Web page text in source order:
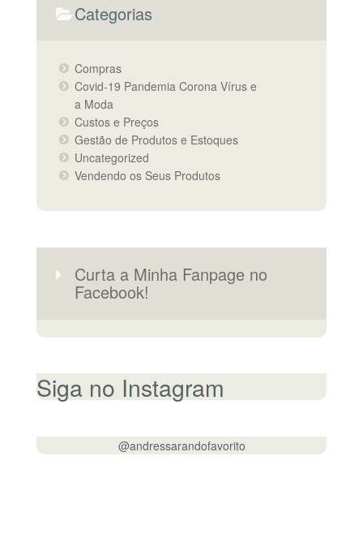
Categorias
Compras
Covid-19 Pandemia Corona Vírus e
a Moda
Custos e Preços
Gestão de Produtos e Estoques
Uncategorized
Vendendo os Seus Produtos
Curta a Minha Fanpage no
Facebook!
Siga no Instagram
@andressarandofavorito